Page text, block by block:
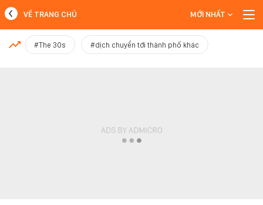
MỚI NHẤT
VỀ TRANG CHỦ MỚI NHẤT
#The 30s #dịch chuyển tới thành phố khác